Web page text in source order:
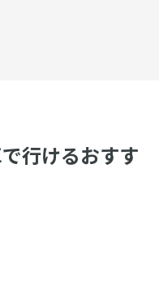
行けるおすす